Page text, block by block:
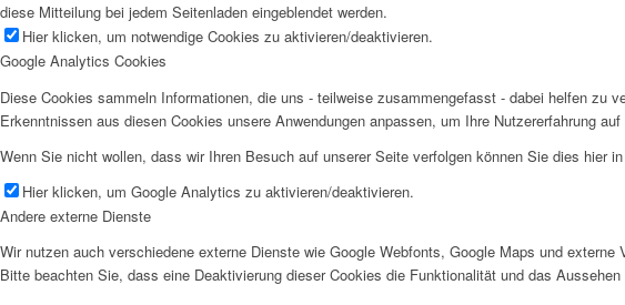
diese Mitteilung bei jedem Seitenladen eingeblendet werden.
Hier klicken, um notwendige Cookies zu aktivieren/deaktivieren.
Google Analytics Cookies
Diese Cookies sammeln Informationen, die uns - teilweise zusammengefasst - dabei helfen zu
Erkenntnissen aus diesen Cookies unsere Anwendungen anpassen, um Ihre Nutzererfahrung
Wenn Sie nicht wollen, dass wir Ihren Besuch auf unserer Seite verfolgen können Sie dies hier
Hier klicken, um Google Analytics zu aktivieren/deaktivieren.
Andere externe Dienste
Wir nutzen auch verschiedene externe Dienste wie Google Webfonts, Google Maps und
Bitte beachten Sie, dass eine Deaktivierung dieser Cookies die Funktionalität und das